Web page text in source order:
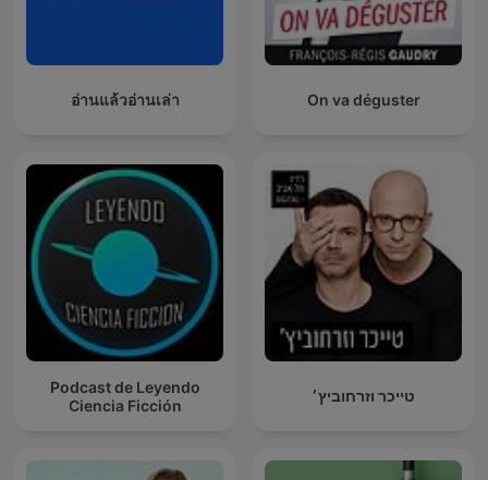
อ่านแล้วอ่านเล่า On va déguster
Podcast de Leyendo
Ciencia Ficción
טייכר וזרחוביץ׳